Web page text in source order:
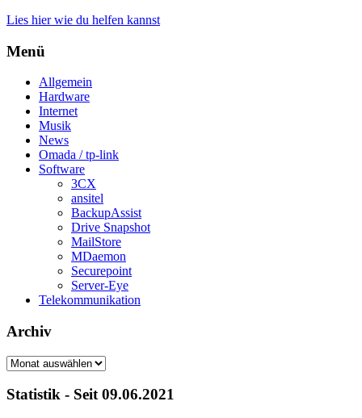
Lies hier wie du helfen kannst
Menü
Allgemein
Hardware
Internet
Musik
News
Omada / tp-link
Software
3CX
ansitel
BackupAssist
Drive Snapshot
MailStore
MDaemon
Securepoint
Server-Eye
Telekommunikation
Archiv
Archiv
Statistik - Seit 09.06.2021